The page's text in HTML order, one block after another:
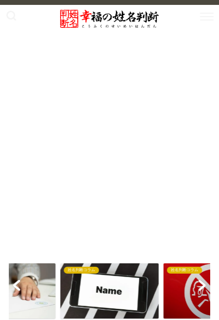
姓名判断コラム 姓名判断コラム